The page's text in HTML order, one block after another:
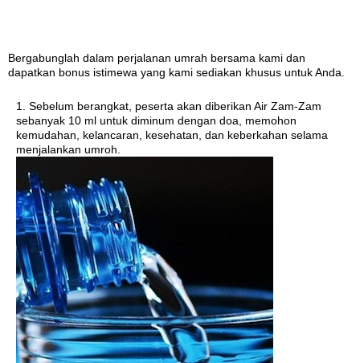
Bergabunglah dalam perjalanan umrah bersama kami dan
dapatkan bonus istimewa yang kami sediakan khusus untuk Anda.
1. Sebelum berangkat, peserta akan diberikan Air Zam-Zam
sebanyak 10 ml untuk diminum dengan doa, memohon
kemudahan, kelancaran, kesehatan, dan keberkahan selama
menjalankan umroh.